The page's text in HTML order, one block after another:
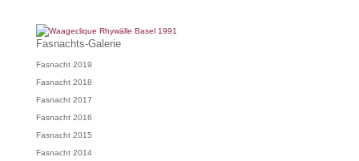
Fasnachts-Galerie
Fasnacht 2019
Fasnacht 2018
Fasnacht 2017
Fasnacht 2016
Fasnacht 2015
Fasnacht 2014